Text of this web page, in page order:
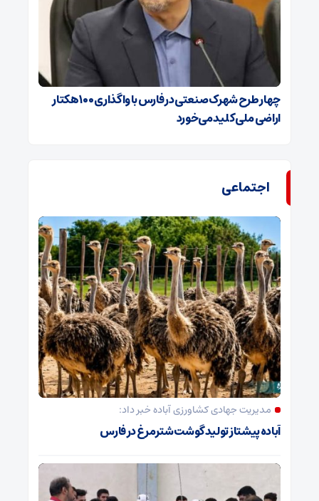
چهار طرح شهرک صنعتی در فارس با واگذاری ۱۰۰ هکتار
اراضی ملی کلید می‌خورد
اجتماعی
مدیریت جهادی کشاورزی آباده خبر داد:
آباده پیشتاز تولید گوشت شترمرغ در فارس